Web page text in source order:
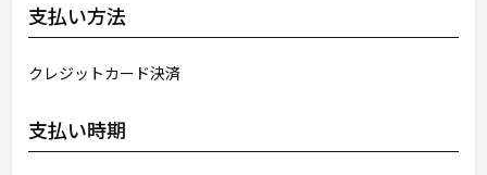
支払い方法
クレジットカード決済
支払い時期